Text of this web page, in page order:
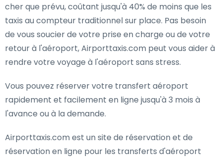
cher que prévu, coûtant jusqu'à 40% de moins que les
taxis au compteur traditionnel sur place. Pas besoin
de vous soucier de votre prise en charge ou de votre
retour à l'aéroport, Airporttaxis.com peut vous aider à
rendre votre voyage à l'aéroport sans stress.
Vous pouvez réserver votre transfert aéroport
rapidement et facilement en ligne jusqu'à 3 mois à
l'avance ou à la demande.
Airporttaxis.com est un site de réservation et de
réservation en ligne pour les transferts d'aéroport